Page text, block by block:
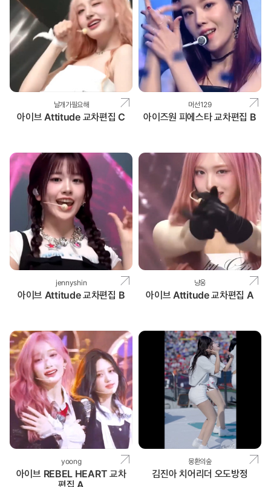
날개가필요해
아이브 Attitude 교차편집 C
머선129
아이즈원 피에스타 교차편집 B
jennyshin
아이브 Attitude 교차편집 B
냥옹
아이브 Attitude 교차편집 A
yoong
아이브 REBEL HEART 교차
편집 A
몽환의숲
김진아 치어리더 오도방정